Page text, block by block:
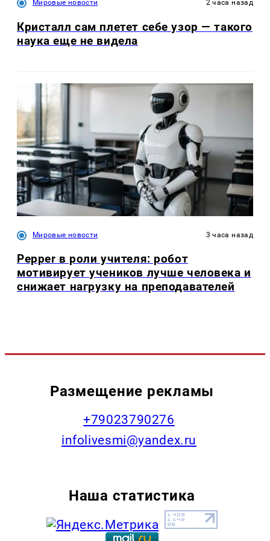
Мировые новости 2 часа назад
Кристалл сам плетет себе узор — такого
наука еще не видела
Мировые новости 3 часа назад
Pepper в роли учителя: робот
мотивирует учеников лучше человека и
снижает нагрузку на преподавателей
Размещение рекламы
+79023790276
infolivesmi@yandex.ru
Наша статистика